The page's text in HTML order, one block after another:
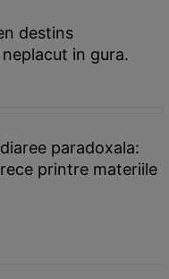
destins
in gura.
paradoxala:
printre materiile